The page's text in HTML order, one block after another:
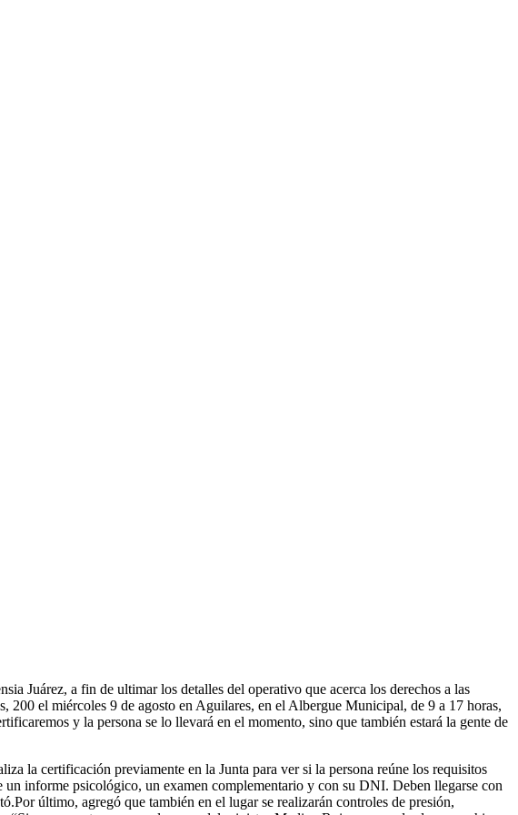
Juárez, a fin de ultimar los detalles del operativo que acerca los derechos a las
200 el miércoles 9 de agosto en Aguilares, en el Albergue Municipal, de 9 a 17 horas,
y la persona se lo llevará en el momento, sino que también estará la gente de
la certificación previamente en la Junta para ver si la persona reúne los requisitos
informe psicológico, un examen complementario y con su DNI. Deben llegarse con
último, agregó que también en el lugar se realizarán controles de presión,